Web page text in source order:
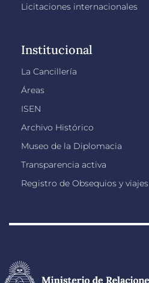
Licitaciones internacionales
Institucional
La Cancillería
Áreas
ISEN
Archivo Histórico
Museo de la Diplomacia
Transparencia activa
Registro de Obsequios y viajes